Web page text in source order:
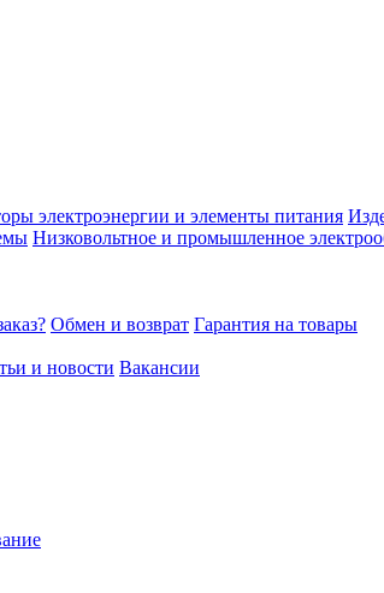
электроэнергии и элементы питания
Низковольтное и промышленное
Обмен и возврат Гарантия на товары
и новости Вакансии